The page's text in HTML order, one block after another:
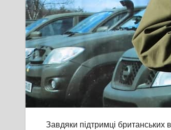
Завдяки підтримці британських